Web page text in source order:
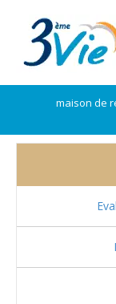
maison de